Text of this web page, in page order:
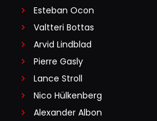
Esteban Ocon
Valtteri Bottas
Arvid Lindblad
Pierre Gasly
Lance Stroll
Nico Hülkenberg
Alexander Albon